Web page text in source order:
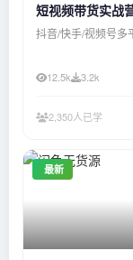
短视频带货实战
抖音/快手/视频号多
12.5k 3.2k
2,350人已学
最新